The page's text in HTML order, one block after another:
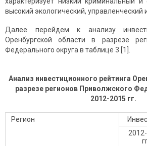
высокий экологический, управленческий
Далее перейдем к анализу
Оренбургской области в разрезе
Федерального округа в таблице 3 [1].
Анализ инвестиционного рейтинга
разрезе регионов Приволжского
2012-2015 гг.
Регион